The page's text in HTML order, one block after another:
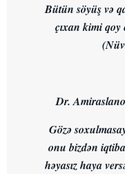
Bütün söyüş və
çıxan kimi
Dr.
Gözə
onu bizdən
həyasız haya